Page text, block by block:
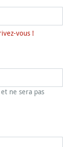
vous !
ne sera pas